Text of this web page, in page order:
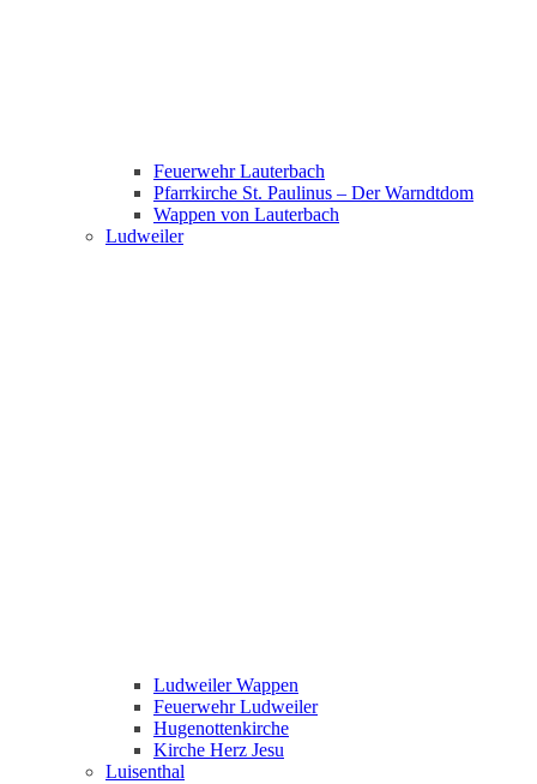
Feuerwehr Lauterbach
Pfarrkirche St. Paulinus – Der Warndtdom
Wappen von Lauterbach
Ludweiler
Ludweiler Wappen
Feuerwehr Ludweiler
Hugenottenkirche
Kirche Herz Jesu
Luisenthal